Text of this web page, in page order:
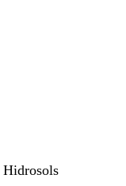
Hidrosols